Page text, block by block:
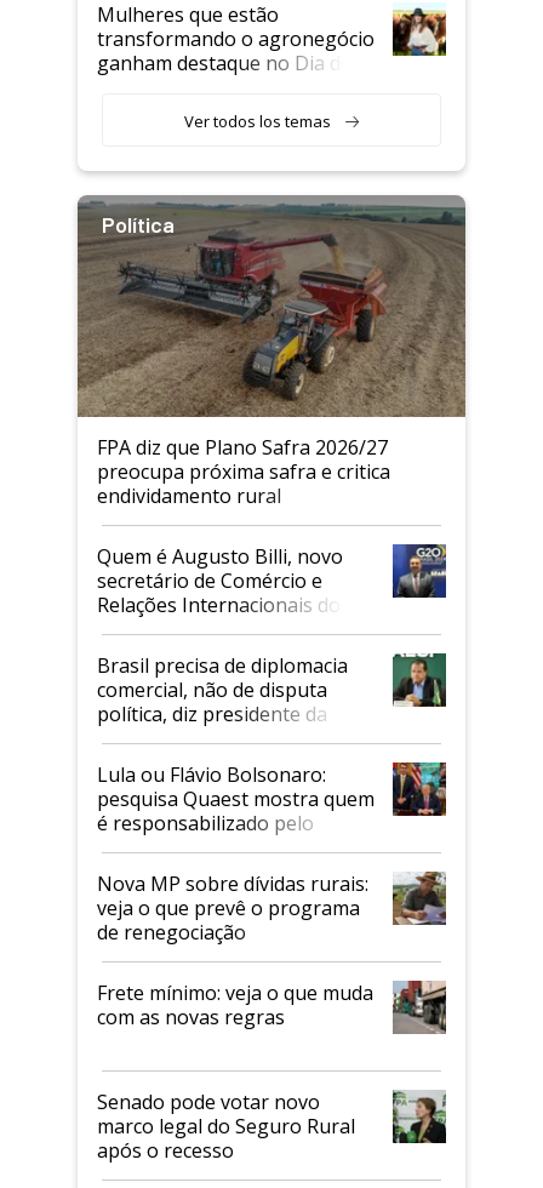
Mulheres que estão
transformando o agronegócio
ganham destaque no Dia do
Ver todos los temas
Política
FPA diz que Plano Safra 2026/27
preocupa próxima safra e critica
endividamento rural
Quem é Augusto Billi, novo
secretário de Comércio e
Relações Internacionais do
Mapa
Brasil precisa de diplomacia
comercial, não de disputa
política, diz presidente da
Faesp
Lula ou Flávio Bolsonaro:
pesquisa Quaest mostra quem
é responsabilizado pelo
tarifaço dos EUA
Nova MP sobre dívidas rurais:
veja o que prevê o programa
de renegociação
Frete mínimo: veja o que muda
com as novas regras
Senado pode votar novo
marco legal do Seguro Rural
após o recesso